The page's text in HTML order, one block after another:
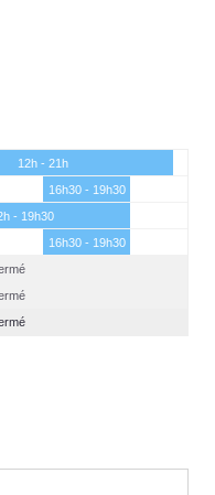
12h - 21h
16h30 - 19h30
- 19h30
16h30 - 19h30